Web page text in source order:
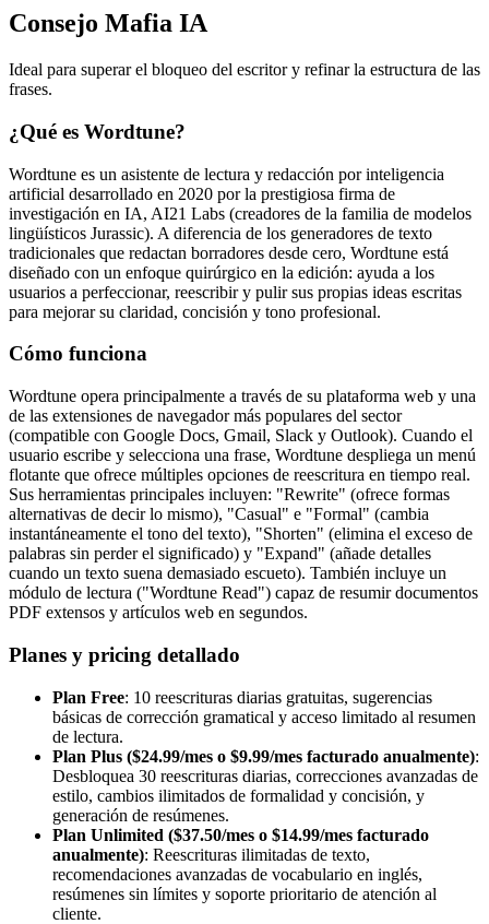
Consejo Mafia IA
Ideal para superar el bloqueo del escritor y refinar la estructura de las
frases.
¿Qué es Wordtune?
Wordtune es un asistente de lectura y redacción por inteligencia
artificial desarrollado en 2020 por la prestigiosa firma de
investigación en IA, AI21 Labs (creadores de la familia de modelos
lingüísticos Jurassic). A diferencia de los generadores de texto
tradicionales que redactan borradores desde cero, Wordtune está
diseñado con un enfoque quirúrgico en la edición: ayuda a los
usuarios a perfeccionar, reescribir y pulir sus propias ideas escritas
para mejorar su claridad, concisión y tono profesional.
Cómo funciona
Wordtune opera principalmente a través de su plataforma web y una
de las extensiones de navegador más populares del sector
(compatible con Google Docs, Gmail, Slack y Outlook). Cuando el
usuario escribe y selecciona una frase, Wordtune despliega un menú
flotante que ofrece múltiples opciones de reescritura en tiempo real.
Sus herramientas principales incluyen: "Rewrite" (ofrece formas
alternativas de decir lo mismo), "Casual" e "Formal" (cambia
instantáneamente el tono del texto), "Shorten" (elimina el exceso de
palabras sin perder el significado) y "Expand" (añade detalles
cuando un texto suena demasiado escueto). También incluye un
módulo de lectura ("Wordtune Read") capaz de resumir documentos
PDF extensos y artículos web en segundos.
Planes y pricing detallado
Plan Free: 10 reescrituras diarias gratuitas, sugerencias
básicas de corrección gramatical y acceso limitado al resumen
de lectura.
Plan Plus ($24.99/mes o $9.99/mes facturado anualmente):
Desbloquea 30 reescrituras diarias, correcciones avanzadas de
estilo, cambios ilimitados de formalidad y concisión, y
generación de resúmenes.
Plan Unlimited ($37.50/mes o $14.99/mes facturado
anualmente): Reescrituras ilimitadas de texto,
recomendaciones avanzadas de vocabulario en inglés,
resúmenes sin límites y soporte prioritario de atención al
cliente.